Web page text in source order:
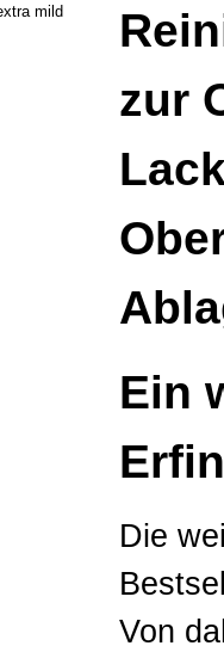
zur
Ein
Die
Von